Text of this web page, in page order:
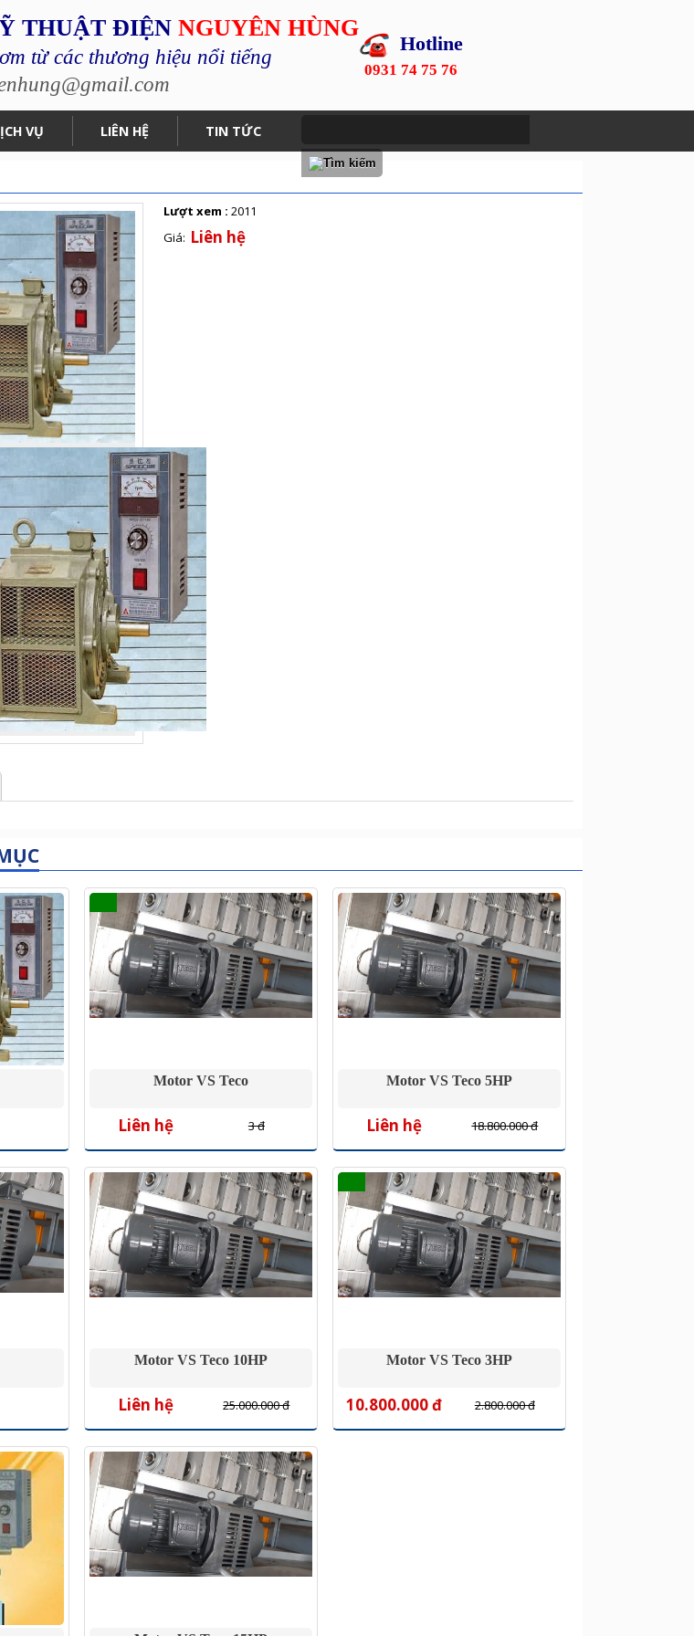
THUẬT ĐIỆN NGUYÊN HÙNG
từ các thương hiệu nổi tiếng
Hotline
0931 74 75 76
VỤ LIÊN HỆ TIN TỨC
Lượt xem :2011
Giá: Liên hệ
Motor VS Teco
3 đ
Liên hệ
Motor VS Teco 5HP
18.800.000 đ
Liên hệ
Motor VS Teco 10HP
25.000.000 đ
Liên hệ
Motor VS Teco 3HP
2.800.000 đ
10.800.000 đ